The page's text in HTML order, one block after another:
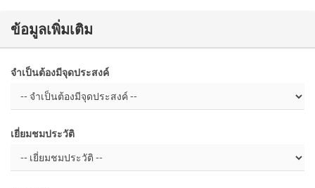
ข้อมูลเพิ่มเติม
จำเป็นต้องมีจุดประสงค์
เยี่ยมชมประวัติ